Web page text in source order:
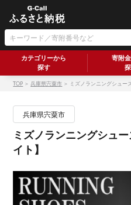
カテゴリーから
探す
寄附
TOP ＞兵庫県宍粟市 ＞ ミズノランニングシュー
兵庫県宍粟市
ミズノランニングシュ
イト】